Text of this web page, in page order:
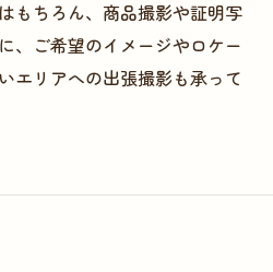
もちろん、商品撮影や証明写
、ご希望のイメージやロケー
エリアへの出張撮影も承って